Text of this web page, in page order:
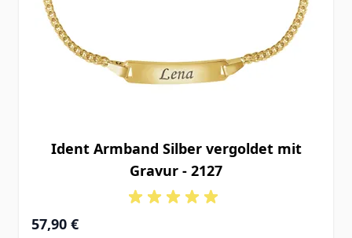
Ident Armband Silber vergoldet mit
Gravur - 2127
Ab
57,90 €